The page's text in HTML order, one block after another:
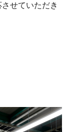
せていただき